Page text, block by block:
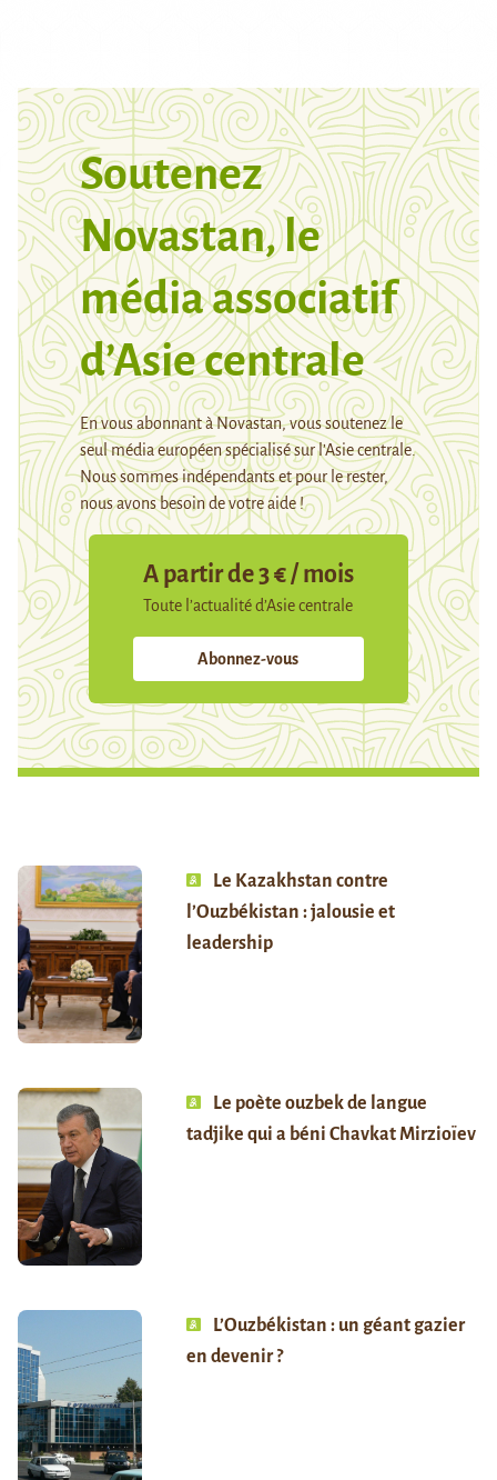
Soutenez
Novastan, le
média associatif
d’Asie centrale
En vous abonnant à Novastan, vous soutenez le
seul média européen spécialisé sur l’Asie centrale.
Nous sommes indépendants et pour le rester,
nous avons besoin de votre aide !
A partir de 3 € / mois
Toute l’actualité d’Asie centrale
Abonnez-vous
Le Kazakhstan contre
l’Ouzbékistan : jalousie et
leadership
Le poète ouzbek de langue
tadjike qui a béni Chavkat Mirzioïev
L’Ouzbékistan : un géant gazier
en devenir ?